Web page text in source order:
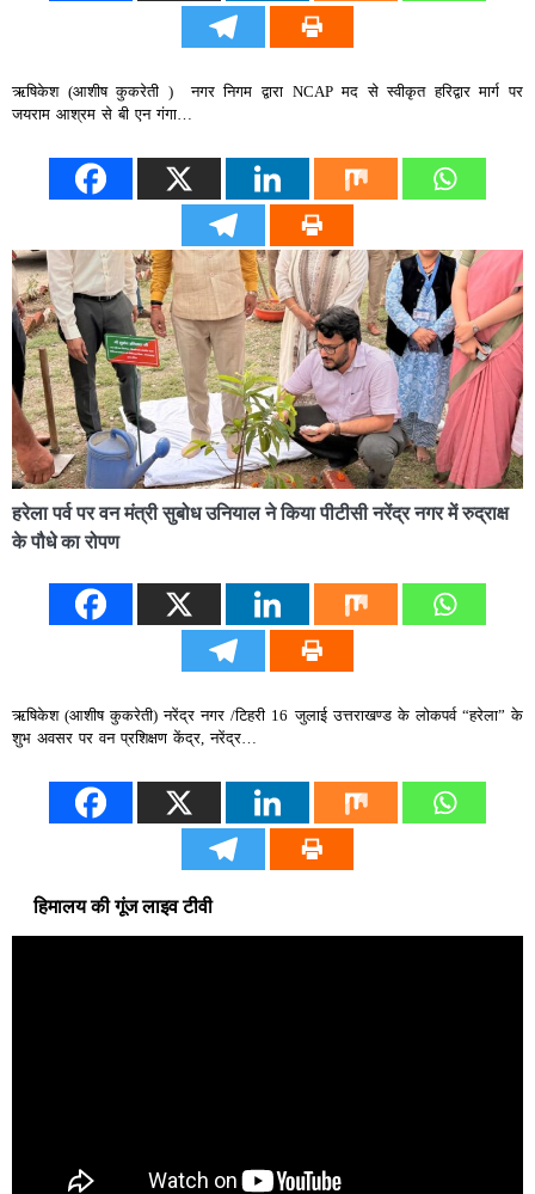
ऋषिकेश (आशीष कुकरेती ) नगर निगम द्वारा NCAP मद से स्वीकृत हरिद्वार मार्ग पर
जयराम आश्रम से बी एन गंगा…
हरेला पर्व पर वन मंत्री सुबोध उनियाल ने किया पीटीसी नरेंद्र नगर में रुद्राक्ष
के पौधे का रोपण
ऋषिकेश (आशीष कुकरेती) नरेंद्र नगर /टिहरी 16 जुलाई उत्तराखण्ड के लोकपर्व “हरेला” के
शुभ अवसर पर वन प्रशिक्षण केंद्र, नरेंद्र…
हिमालय की गूंज लाइव टीवी